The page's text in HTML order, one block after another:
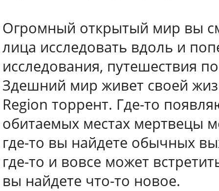
Огромный открытый мир вы
лица исследовать вдоль и
исследования, путешествия
Здешний мир живет своей
Region торрент. Где-то
обитаемых местах мертвецы
где-то вы найдете обычных
где-то и вовсе может
вы найдете что-то новое.